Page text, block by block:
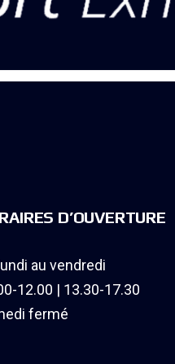
D’OUVERTURE
au vendredi
12.00 | 13.30-17.30
fermé